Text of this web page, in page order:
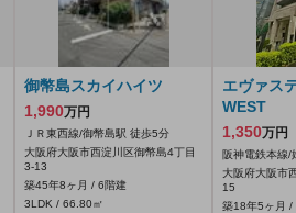
御幣島スカイハイツ
1,990万円
ＪＲ東西線/御幣島駅 徒歩5分
大阪府大阪市西淀川区御幣島4丁目
3-13
築45年8ヶ月 / 6階建
3LDK / 66.80㎡
エヴァス
WEST
1,350万円
阪神電鉄本線/
大阪府大阪市
15
築18年5ヶ月 /